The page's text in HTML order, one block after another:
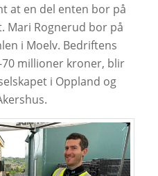
at en del enten bor på
Mari Rognerud bor på
i Moelv. Bedriftens
millioner kroner, blir
i Oppland og